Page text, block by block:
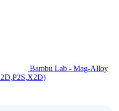
Bambu Lab - Mag-Alloy